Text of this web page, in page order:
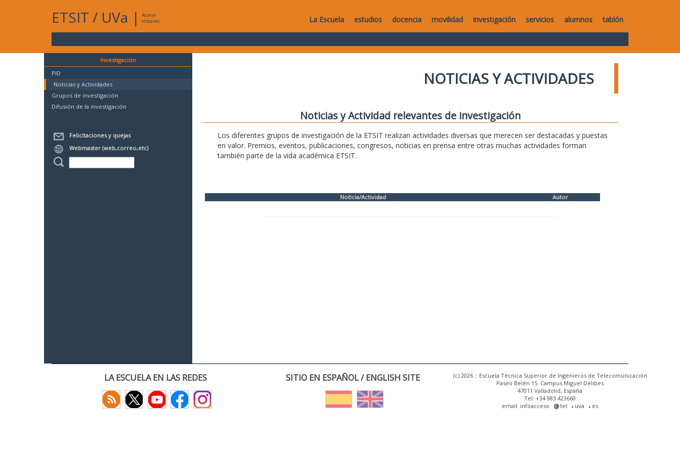
ETSIT / UVa |
Acceso
Intranet
La Escuela estudios docencia movilidad investigación servicios alumnos tablón
Investigación
PID
Noticias y Actividades
Grupos de investigación
Difusión de la investigación
Felicitaciones y quejas
Webmaster (web,correo,etc)
NOTICIAS Y ACTIVIDADES
Noticias y Actividad relevantes de investigación
Los diferentes grupos de investigación de la ETSIT realizan actividades diversas que merecen ser destacadas y puestas
en valor. Premios, eventos, publicaciones, congresos, noticias en prensa entre otras muchas actividades forman
también parte de la vida académica ETSIT.
Noticia/Actividad Autor
LA ESCUELA EN LAS REDES SITIO EN ESPAÑOL / ENGLISH SITE
(c) 2026 :: Escuela Técnica Superior de Ingenieros de Telecomunicación
Paseo Belén 15. Campus Miguel Delibes
47011 Valladolid, España
Tel: +34 983 423660
email: infoacceso
tel uva es